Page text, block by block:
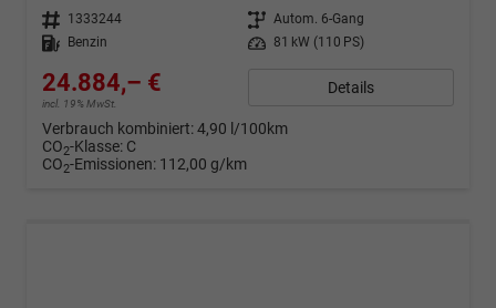
Fahrzeugnr. 1333244 Getriebe Autom. 6-Gang
Kraftstoff
Benzin Leistung 81 kW (110 PS)
24.884,– €
incl. 19% MwSt.
Details
Verbrauch kombiniert:4,90 l/100km
CO2-Klasse: C
CO2-Emissionen: 112,00 g/km